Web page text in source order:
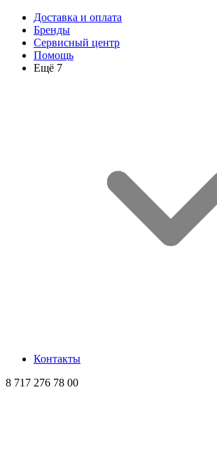
Доставка и оплата
Бренды
Сервисный центр
Помощь
Ещё 7
Контакты
8 717 276 78 00